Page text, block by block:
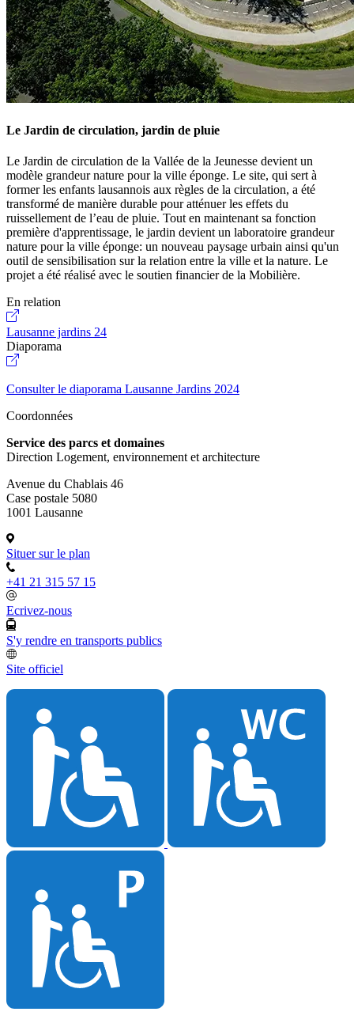
Le Jardin de circulation, jardin de pluie
Le Jardin de circulation de la Vallée de la Jeunesse devient un
modèle grandeur nature pour la ville éponge. Le site, qui sert à
former les enfants lausannois aux règles de la circulation, a été
transformé de manière durable pour atténuer les effets du
ruissellement de l’eau de pluie. Tout en maintenant sa fonction
première d'apprentissage, le jardin devient un laboratoire grandeur
nature pour la ville éponge: un nouveau paysage urbain ainsi qu'un
outil de sensibilisation sur la relation entre la ville et la nature. Le
projet a été réalisé avec le soutien financier de la Mobilière.
En relation
Lausanne jardins 24
Diaporama
Consulter le diaporama Lausanne Jardins 2024
Coordonnées
Service des parcs et domaines
Direction Logement, environnement et architecture
Avenue du Chablais 46
Case postale 5080
1001 Lausanne
Situer sur le plan
+41 21 315 57 15
Ecrivez-nous
S'y rendre en transports publics
Site officiel